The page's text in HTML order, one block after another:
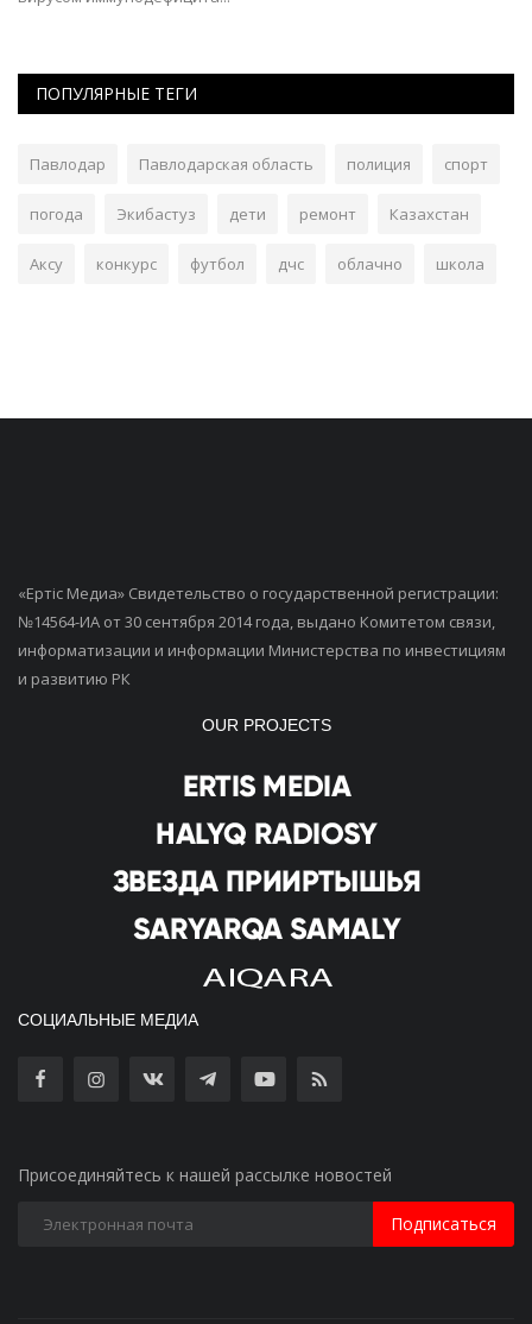
ПОПУЛЯРНЫЕ ТЕГИ
Павлодар Павлодарская область полиция спорт
погода Экибастуз дети ремонт Казахстан
Аксу конкурс футбол дчс облачно школа
«Ертiс Медиа» Свидетельство о государственной регистрации:
№14564-ИА от 30 сентября 2014 года, выдано Комитетом связи,
информатизации и информации Министерства по инвестициям
и развитию РК
OUR PROJECTS
СОЦИАЛЬНЫЕ МЕДИА
Присоединяйтесь к нашей рассылке новостей
Подписаться